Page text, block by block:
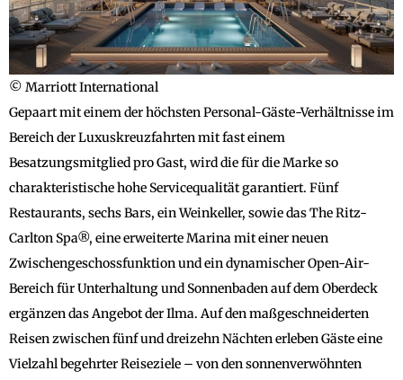
© Marriott International
Gepaart mit einem der höchsten Personal-Gäste-Verhältnisse im
Bereich der Luxuskreuzfahrten mit fast einem
Besatzungsmitglied pro Gast, wird die für die Marke so
charakteristische hohe Servicequalität garantiert. Fünf
Restaurants, sechs Bars, ein Weinkeller, sowie das The Ritz-
Carlton Spa®, eine erweiterte Marina mit einer neuen
Zwischengeschossfunktion und ein dynamischer Open-Air-
Bereich für Unterhaltung und Sonnenbaden auf dem Oberdeck
ergänzen das Angebot der Ilma. Auf den maßgeschneiderten
Reisen zwischen fünf und dreizehn Nächten erleben Gäste eine
Vielzahl begehrter Reiseziele – von den sonnenverwöhnten